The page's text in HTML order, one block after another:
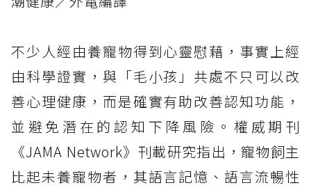
不少人經由養寵物得到心靈慰藉，事實上經
由科學證實，與「毛小孩」共處不只可以改
善心理健康，而是確實有助改善認知功能，
並避免潛在的認知下降風險。權威期刊
《JAMA Network》刊載研究指出，寵物飼主
比起未養寵物者，其語言記憶、語言流暢性